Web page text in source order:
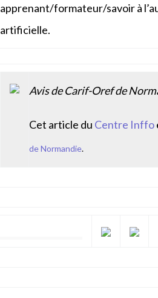
apprenant/formateur/savoir à
artificielle.
Avis de Carif-Oref de
Cet article du Centre Inffo
de Normandie.